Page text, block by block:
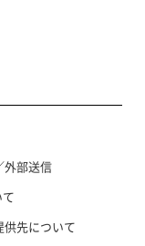
外部送信
供先について